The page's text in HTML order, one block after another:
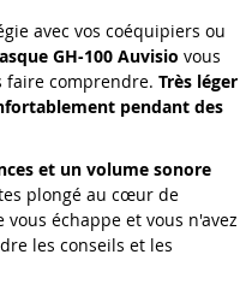
avec vos coéquipiers ou
GH-100 Auvisio vous
faire comprendre. Très léger
pendant des
et un volume sonore
plongé au cœur de
échappe et vous n'avez
les conseils et les